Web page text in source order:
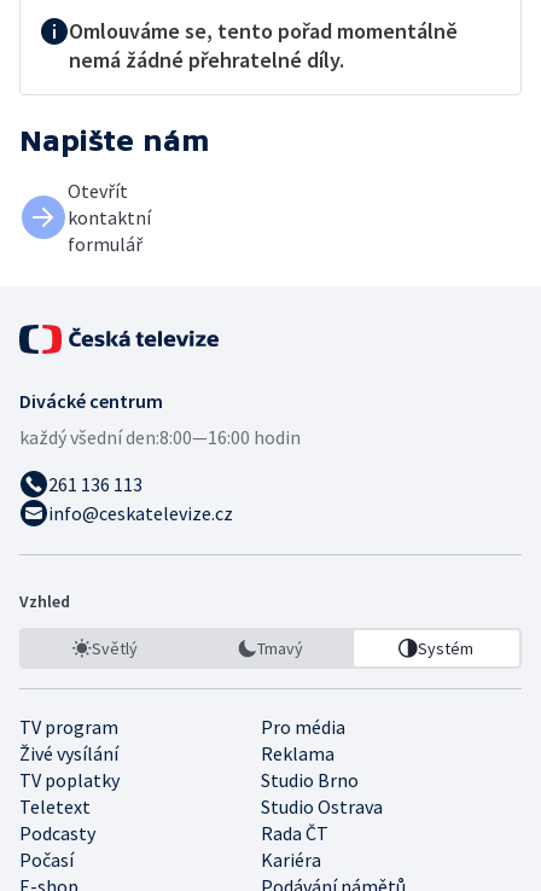
Omlouváme se, tento pořad momentálně
nemá žádné přehratelné díly.
Napište nám
Otevřít
kontaktní
formulář
Divácké centrum
každý všední den:8:00—16:00 hodin
261 136 113
info@ceskatelevize.cz
Vzhled
Světlý Tmavý Systém
TV program
Pro média
Živé vysílání
Reklama
TV poplatky
Studio Brno
Teletext
Studio Ostrava
Podcasty
Rada ČT
Počasí
Kariéra
E-shop
Podávání námětů